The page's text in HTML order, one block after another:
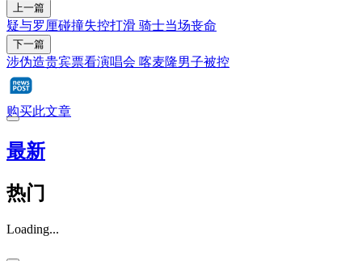
上一篇
疑与罗厘碰撞失控打滑 骑士当场丧命
下一篇
涉伪造贵宾票看演唱会 喀麦隆男子被控
购买此文章
最新
热门
Loading...